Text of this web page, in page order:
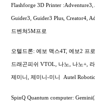
Flashforge 3D Printer
Guider3, Guider3 Plus, Creator4,
드벤쳐5M프로
오텔드론: 에보 맥스4T, 에보2 프
드래곤피쉬 VTOL, 나노, 나노+,
제미니, 제미니-미니 Autel
SpinQ Quantum computer: